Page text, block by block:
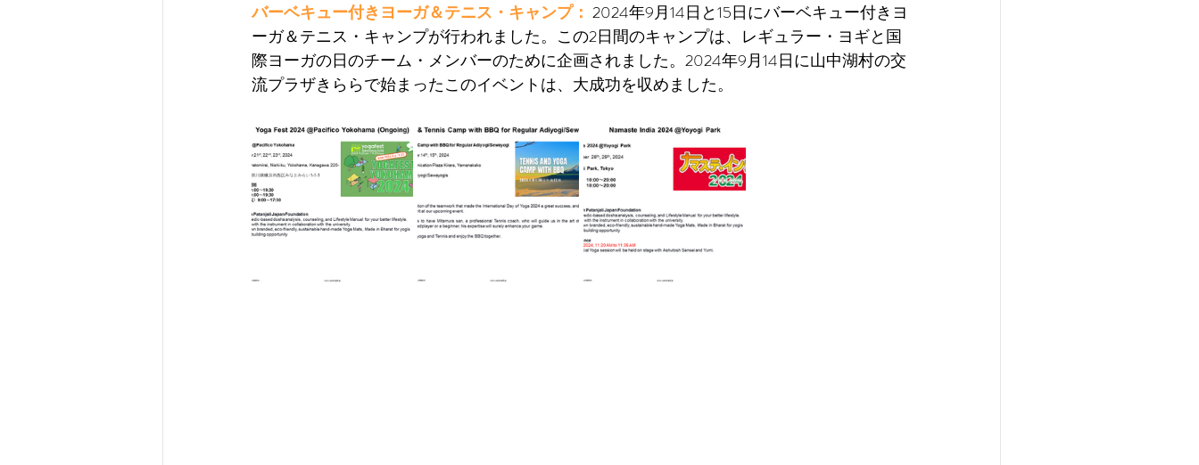
バーベキュー付きヨーガ＆テニス・キャンプ： 2024年9月14日と15日にバーベキュー付きヨ
ーガ＆テニス・キャンプが行われました。この2日間のキャンプは、レギュラー・ヨギと国
際ヨーガの日のチーム・メンバーのために企画されました。2024年9月14日に山中湖村の交
流プラザきららで始まったこのイベントは、大成功を収めました。